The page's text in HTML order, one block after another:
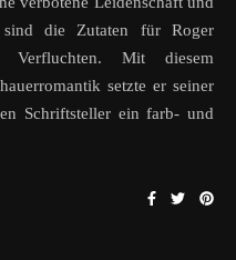
sind die Zutaten für Roger
Verfluchten. Mit diesem
setzte er seiner
Schriftsteller ein farb- und